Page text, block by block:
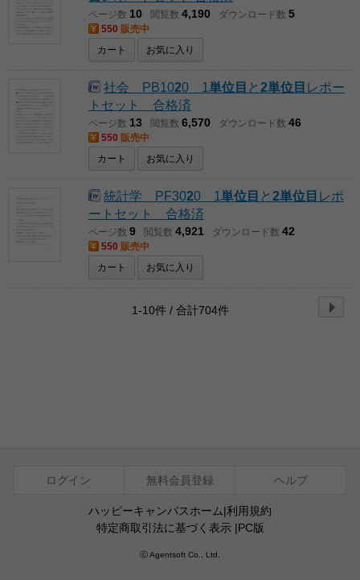
ページ数 10 閲覧数 4,190 ダウンロード数 5
550 販売中
カート
お気に入り
社会 PB1020 1 単位 目 と 2単位目 レポー
トセット 合格済
ページ数 13 閲覧数 6,570 ダウンロード数 46
550 販売中
カート
お気に入り
統計学 PF3020 1 単位 目 と 2単位目 レポ
ートセット 合格済
ページ数 9 閲覧数 4,921 ダウンロード数 42
550 販売中
カート
お気に入り
1-10件 / 合計704件
ログイン 無料会員登録 ヘルプ
ハッピーキャンパスホーム|利用規約
特定商取引法に基づく表示|PC版
ⓒ Agentsoft Co., Ltd.